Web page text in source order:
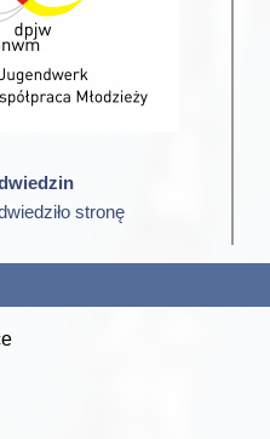
stronę